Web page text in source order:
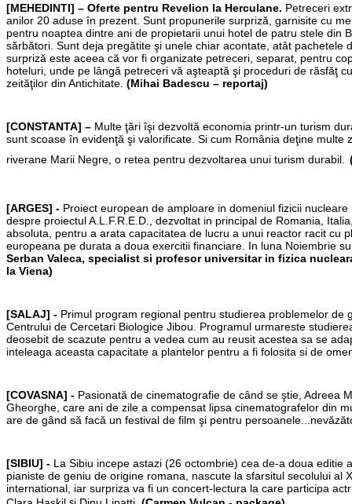
[MEHEDINTI] – Oferte pentru Revelion la Herculane. Petreceri
anilor 20 aduse în prezent. Sunt propunerile surpriză, garnisite cu
pentru noaptea dintre ani de propietarii unui hotel de patru stele din
sărbători. Sunt deja pregătite şi unele chiar acontate, atât
surpriză este aceea că vor fi organizate petreceri, separat, pentru
hoteluri, unde pe lângă petreceri vă aşteaptă şi proceduri de răsfăţ
zeităţilor din Antichitate. (Mihai Badescu – reportaj)
[CONSTANTA] – Multe ţări îşi dezvoltă economia printr-un turism
sunt scoase în evidenţă şi valorificate. Si cum România deţine
riverane Marii Negre, o retea pentru dezvoltarea unui turism durabil.
[ARGES] - Proiect european de amploare in domeniul fizicii
despre proiectul A.L.F.R.E.D., dezvoltat in principal de Romania,
absoluta, pentru a arata capacitatea de lucru a unui reactor racit cu
europeana pe durata a doua exercitii financiare. In luna Noiembrie
Serban Valeca, specialist si profesor universitar in fizica
la Viena)
[SALAJ] - Primul program regional pentru studierea problemelor
Centrului de Cercetari Biologice Jibou. Programul urmareste
deosebit de scazute pentru a vedea cum au reusit acestea sa se
inteleaga aceasta capacitate a plantelor pentru a fi folosita si de
[COVASNA] - Pasionată de cinematografie de când se ştie, Adreea
Gheorghe, care ani de zile a compensat lipsa cinematografelor din
are de gând să facă un festival de film şi pentru
[SIBIU] - La Sibiu incepe astazi (26 octombrie) cea de-a doua editie
pianiste de geniu de origine romana, nascute la sfarsitul secolului
international, iar surpriza va fi un concert-lectura la care participa